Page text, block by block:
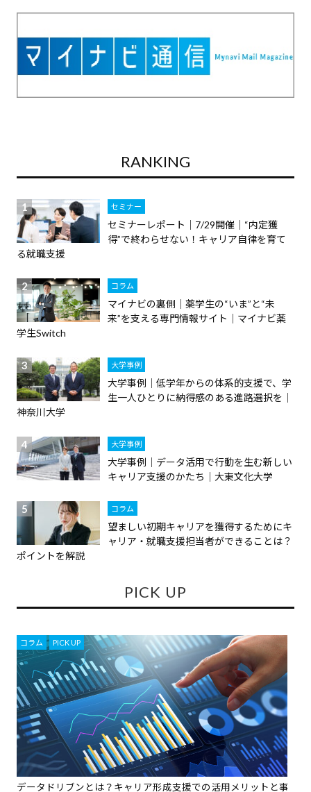
RANKING
セミナー
セミナーレポート｜7/29開催｜“内定獲
得”で終わらせない！キャリア自律を育て
る就職支援
コラム
マイナビの裏側｜薬学生の“いま”と“未
来”を支える専門情報サイト｜マイナビ薬
学生Switch
大学事例
大学事例｜低学年からの体系的支援で、学
生一人ひとりに納得感のある進路選択を｜
神奈川大学
大学事例
大学事例｜データ活用で行動を生む新しい
キャリア支援のかたち｜大東文化大学
コラム
望ましい初期キャリアを獲得するためにキ
ャリア・就職支援担当者ができることは？
ポイントを解説
PICK UP
コラム , PICK UP
データドリブンとは？キャリア形成支援での活用メリットと事